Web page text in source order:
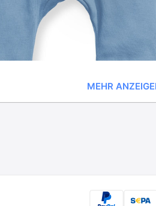
MEHR